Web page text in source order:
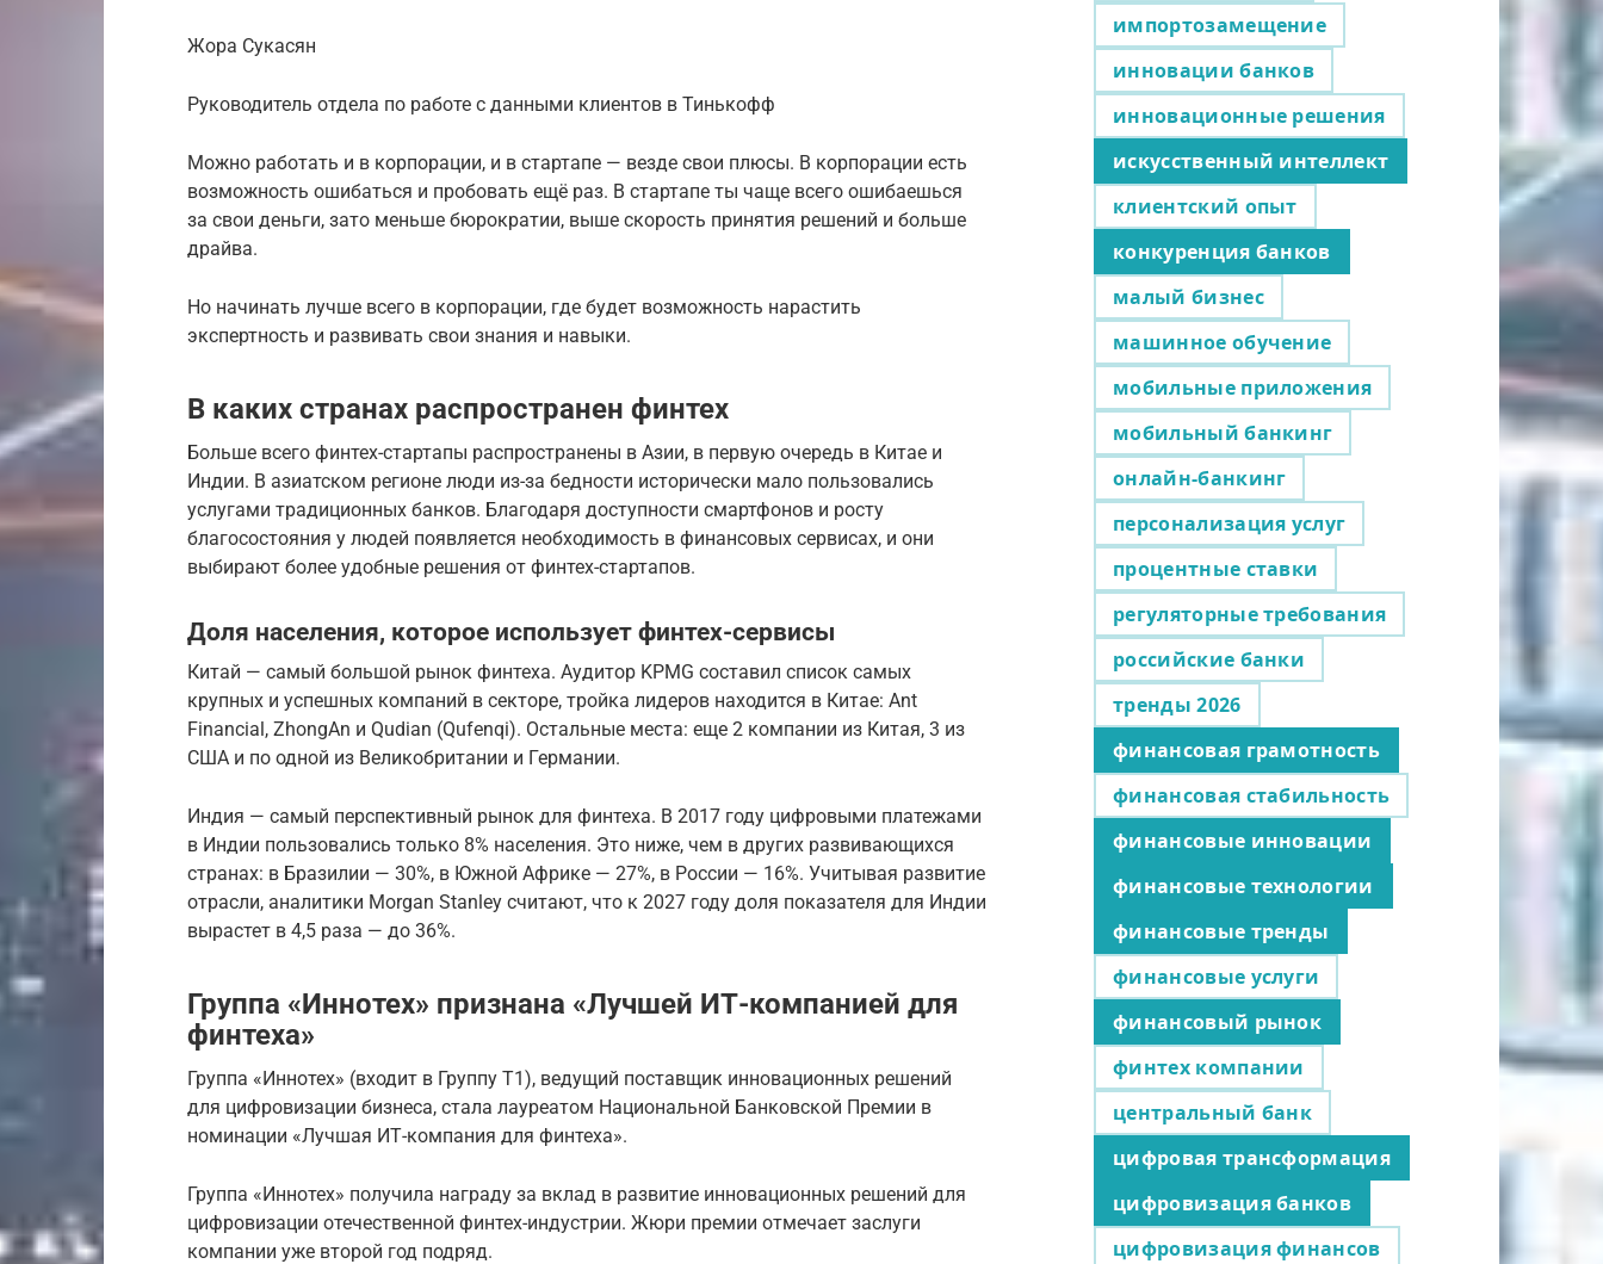
Жора Сукасян
Руководитель отдела по работе с данными клиентов в Тинькофф
Можно работать и в корпорации, и в стартапе — везде свои плюсы. В корпорации есть
возможность ошибаться и пробовать ещё раз. В стартапе ты чаще всего ошибаешься
за свои деньги, зато меньше бюрократии, выше скорость принятия решений и больше
драйва.
Но начинать лучше всего в корпорации, где будет возможность нарастить
экспертность и развивать свои знания и навыки.
В каких странах распространен финтех
Больше всего финтех-стартапы распространены в Азии, в первую очередь в Китае и
Индии. В азиатском регионе люди из-за бедности исторически мало пользовались
услугами традиционных банков. Благодаря доступности смартфонов и росту
благосостояния у людей появляется необходимость в финансовых сервисах, и они
выбирают более удобные решения от финтех-стартапов.
Доля населения, которое использует финтех-сервисы
Китай — cамый большой рынок финтеха. Аудитор KPMG составил список самых
крупных и успешных компаний в секторе, тройка лидеров находится в Китае: Ant
Financial, ZhongAn и Qudian (Qufenqi). Остальные места: еще 2 компании из Китая, 3 из
США и по одной из Великобритании и Германии.
Индия — cамый перспективный рынок для финтеха. В 2017 году цифровыми платежами
в Индии пользовались только 8% населения. Это ниже, чем в других развивающихся
странах: в Бразилии — 30%, в Южной Африке — 27%, в России — 16%. Учитывая развитие
отрасли, аналитики Morgan Stanley считают, что к 2027 году доля показателя для Индии
вырастет в 4,5 раза — до 36%.
Группа «Иннотех» признана «Лучшей ИТ-компанией для
финтеха»
Группа «Иннотех» (входит в Группу Т1), ведущий поставщик инновационных решений
для цифровизации бизнеса, стала лауреатом Национальной Банковской Премии в
номинации «Лучшая ИТ-компания для финтеха».
Группа «Иннотех» получила награду за вклад в развитие инновационных решений для
цифровизации отечественной финтех-индустрии. Жюри премии отмечает заслуги
компании уже второй год подряд.
импортозамещение
инновации банков
инновационные решения
искусственный интеллект
клиентский опыт
конкуренция банков
малый бизнес
машинное обучение
мобильные приложения
мобильный банкинг
онлайн-банкинг
персонализация услуг
процентные ставки
регуляторные требования
российские банки
тренды 2026
финансовая грамотность
финансовая стабильность
финансовые инновации
финансовые технологии
финансовые тренды
финансовые услуги
финансовый рынок
финтех компании
центральный банк
цифровая трансформация
цифровизация банков
цифровизация финансов